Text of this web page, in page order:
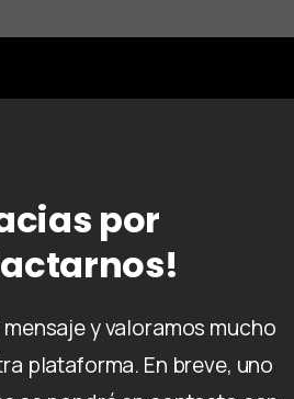
por
y valoramos mucho
plataforma. En breve, uno